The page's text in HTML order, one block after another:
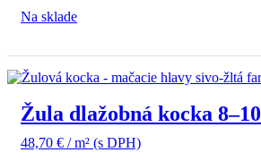
Na sklade
Žula dlažobná kocka
48,70 € / m² (s DPH)